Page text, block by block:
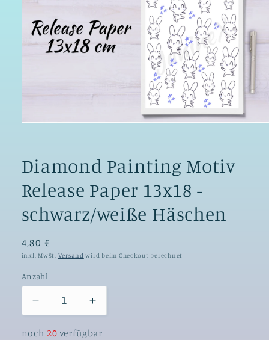
öffnen
Diamond Painting Motiv
Release Paper 13x18 -
schwarz/weiße Häschen
4,80 €
inkl. MwSt. Versand wird beim Checkout berechnet
Anzahl
Verringere
die
Menge
Erhöhe
die
Menge
noch 20 verfügbar